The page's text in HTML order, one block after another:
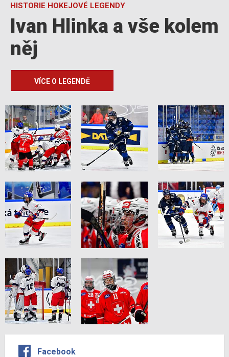
HISTORIE HOKEJOVÉ LEGENDY
Ivan Hlinka a vše kolem
něj
VÍCE O LEGENDĚ
Facebook